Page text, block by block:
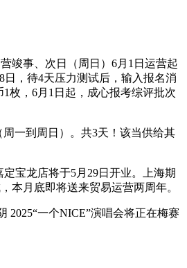
竣事、次日（周日）6月1日运营起
日，待4天压力测试后，输入报名消
枚，6月1日起，成心报考综评批次
一到周日）。共3天！该当供给其
宝龙店将于5月29日开业。上海期
本月底即将送来贸易运营两周年。
一个NICE”演唱会将正在梅赛